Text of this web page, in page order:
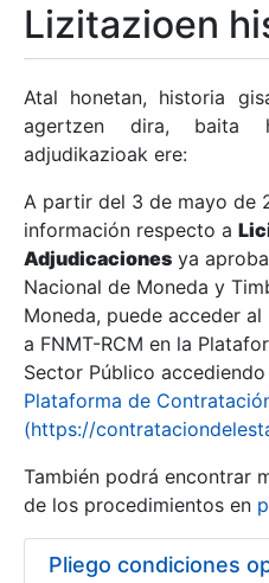
Erakutsi/Ezkutatu
Erakutsi/Ezkutatu
Erakutsi/Ezkutatu
Erakutsi/Ezkutatu
Lizitazioen
Atal honetan, historia
agertzen dira, baita
adjudikazioak ere:
A partir del 3 de mayo de
información respecto a
Adjudicaciones ya
Nacional de Moneda y
Moneda, puede acceder
a FNMT-RCM en la
Sector Público
Plataforma de
(https://
También podrá encontrar
de los procedimientos en